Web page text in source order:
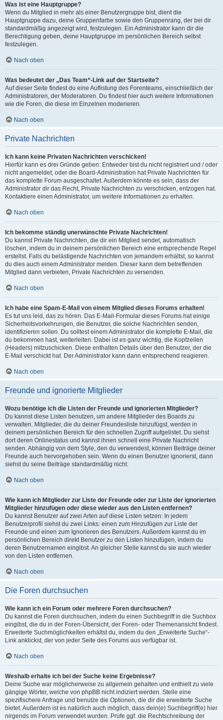
Was ist eine Hauptgruppe?
Wenn du Mitglied in mehr als einer Benutzergruppe bist, dient die
Hauptgruppe dazu, deine Gruppenfarbe sowie den Gruppenrang, der bei dir
standardmäßig angezeigt wird, festzulegen. Ein Administrator kann dir die
Berechtigung geben, deine Hauptgruppe im persönlichen Bereich selbst
festzulegen.
Nach oben
Was bedeutet der „Das Team“-Link auf der Startseite?
Auf dieser Seite findest du eine Auflistung des Forenteams, einschließlich der
Administratoren, der Moderatoren. Du findest hier auch weitere Informationen
wie die Foren, die diese im Einzelnen moderieren.
Nach oben
Private Nachrichten
Ich kann keine Privaten Nachrichten verschicken!
Hierfür kann es drei Gründe geben: Entweder bist du nicht registriert und / oder
nicht angemeldet, oder die Board-Administration hat Private Nachrichten für
das komplette Forum ausgeschaltet. Außerdem könnte es sein, dass der
Administrator dir das Recht, Private Nachrichten zu verschicken, entzogen hat.
Kontaktiere einen Administrator, um weitere Informationen zu erhalten.
Nach oben
Ich bekomme ständig unerwünschte Private Nachrichten!
Du kannst Private Nachrichten, die dir ein Mitglied sendet, automatisch
löschen, indem du in deinem persönlichen Bereich eine entsprechende Regel
erstellst. Falls du belästigende Nachrichten von jemandem erhältst, so kannst
du dies auch einem Administrator melden. Dieser kann dem betreffenden
Mitglied dann verbieten, Private Nachrichten zu versenden.
Nach oben
Ich habe eine Spam-E-Mail von einem Mitglied dieses Forums erhalten!
Es tut uns leid, das zu hören. Das E-Mail-Formular dieses Forums hat einige
Sicherheitsvorkehrungen, die Benutzer, die solche Nachrichten senden,
identifizieren sollen. Du solltest einem Administrator die komplette E-Mail, die
du bekommen hast, weiterleiten. Dabei ist es ganz wichtig, die Kopfzeilen
(Headers) mitzuschicken. Diese enthalten Details über den Benutzer, der die
E-Mail verschickt hat. Der Administrator kann dann entsprechend reagieren.
Nach oben
Freunde und ignorierte Mitglieder
Wozu benötige ich die Listen der Freunde und ignorierten Mitglieder?
Du kannst diese Listen benutzen, um andere Mitglieder des Boards zu
verwalten. Mitglieder, die du deiner Freundesliste hinzufügst, werden in
deinem persönlichen Bereich für den schnellen Zugriff aufgelistet. Du siehst
dort deren Onlinestatus und kannst ihnen schnell eine Private Nachricht
senden. Abhängig von dem Style, den du verwendest, können Beiträge deiner
Freunde auch hervorgehoben sein. Wenn du einen Benutzer ignorierst, dann
siehst du seine Beiträge standardmäßig nicht.
Nach oben
Wie kann ich Mitglieder zur Liste der Freunde oder zur Liste der ignorierten
Mitglieder hinzufügen oder diese wieder aus den Listen entfernen?
Du kannst Benutzer auf zwei Arten auf diese Listen setzen: In jedem
Benutzerprofil siehst du zwei Links: einen zum Hinzufügen zur Liste der
Freunde und einen zum Ignorieren des Benutzers. Außerdem kannst du im
persönlichen Bereich direkt Benutzer zu den Listen hinzufügen, indem du
deren Benutzernamen eingibst. An gleicher Stelle kannst du sie auch wieder
von den Listen entfernen.
Nach oben
Die Foren durchsuchen
Wie kann ich ein Forum oder mehrere Foren durchsuchen?
Du kannst die Foren durchsuchen, indem du einen Suchbegriff in die Suchbox
eingibst, die du in der Foren-Übersicht, der Foren- oder Themenansicht findest.
Erweiterte Suchmöglichkeiten erhältst du, indem du den „Erweiterte Suche“-
Link anklickst, der von jeder Seite des Forums aus verfügbar ist.
Nach oben
Weshalb erhalte ich bei der Suche keine Ergebnisse?
Deine Suche war möglicherweise zu allgemein gehalten und enthielt zu viele
gängige Wörter, welche von phpBB nicht indiziert werden. Stelle eine
spezifischere Anfrage und benutze die Optionen, die dir die erweiterte Suche
bietet. Außerdem ist es natürlich auch möglich, dass dein(e) Suchbegriff(e) hier
nirgends im Forum verwendet wurden. Prüfe ggf. die Rechtschreibung der